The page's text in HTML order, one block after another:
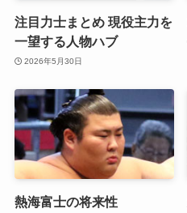
注目力士まとめ 現役主力を
一望する人物ハブ
2026年5月30日
熱海富士の将来性